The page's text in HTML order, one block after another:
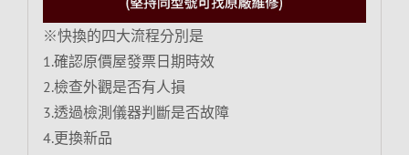
※快換的四大流程分別是
1.確認原價屋發票日期時效
2.檢查外觀是否有人損
3.透過檢測儀器判斷是否故障
4.更換新品